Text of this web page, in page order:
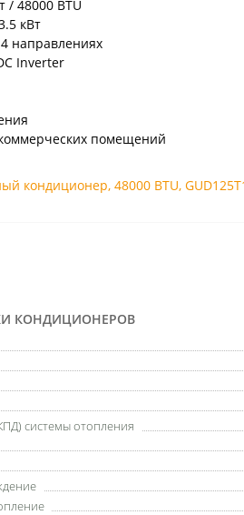
/ 48000 BTU
кВт
направлениях
Inverter
помещений
кондиционер, 48000 BTU,
КОНДИЦИОНЕРОВ
системы отопления